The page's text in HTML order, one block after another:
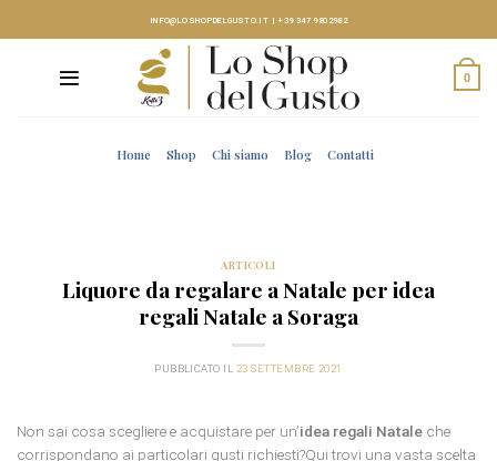
INFO@LOSHOPDELGUSTO.IT |+39 347 9802982
0
Home Shop Chi siamo Blog Contatti
ARTICOLI
Liquore da regalare a Natale per idea
regali Natale a Soraga
PUBBLICATO IL 23 SETTEMBRE 2021
Non sai cosa scegliere e acquistare per un’idea regali Natale che
corrispondano ai particolari gusti richiesti?Qui trovi una vasta scelta